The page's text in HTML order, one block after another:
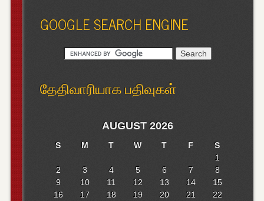
GOOGLE SEARCH ENGINE
தேதிவாரியாக பதிவுகள்
AUGUST 2026
S M T W T F
S
1
2
3 4 5 6 7
8
9
10 11 12 13 14
15
16
17 18 19 20 21
22